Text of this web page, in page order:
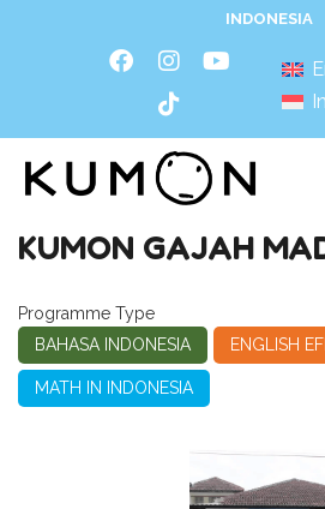
INDONESIA
KUMON GAJAH
Programme Type
BAHASA INDONESIA
ENGLISH
MATH IN INDONESIA